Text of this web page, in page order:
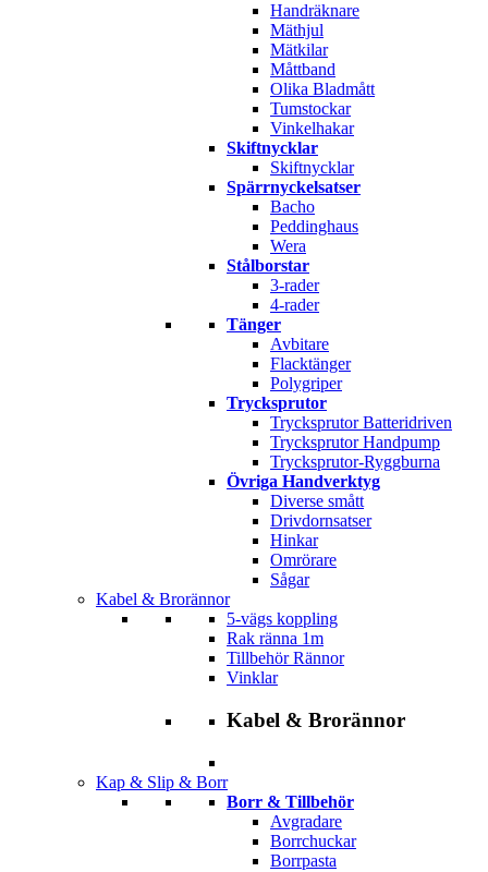
Handräknare
Mäthjul
Mätkilar
Måttband
Olika Bladmått
Tumstockar
Vinkelhakar
Skiftnycklar
Skiftnycklar
Spärrnyckelsatser
Bacho
Peddinghaus
Wera
Stålborstar
3-rader
4-rader
Tänger
Avbitare
Flacktänger
Polygriper
Trycksprutor
Trycksprutor Batteridriven
Trycksprutor Handpump
Trycksprutor-Ryggburna
Övriga Handverktyg
Diverse smått
Drivdornsatser
Hinkar
Omrörare
Sågar
Kabel & Brorännor
5-vägs koppling
Rak ränna 1m
Tillbehör Rännor
Vinklar
Kabel & Brorännor
Kap & Slip & Borr
Borr & Tillbehör
Avgradare
Borrchuckar
Borrpasta